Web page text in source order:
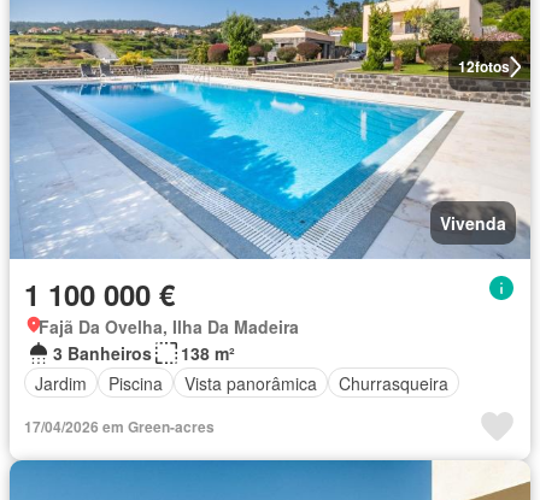
12fotos
Vivenda
1 100 000 €
Fajã Da Ovelha, Ilha Da Madeira
3 Banheiros
138 m²
Jardim
Piscina Vista panorâmica Churrasqueira
17/04/2026 em Green-acres